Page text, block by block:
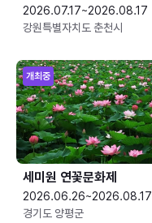
2026.07.17~2026.08.17
강원특별자치도 춘천시
개최중
세미원 연꽃문화제
2026.06.26~2026.08.17
경기도 양평군